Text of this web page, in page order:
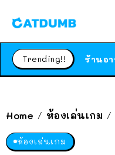
Trending!!
Home / ห้องเล่นเกม /
ห้องเล่นเกม